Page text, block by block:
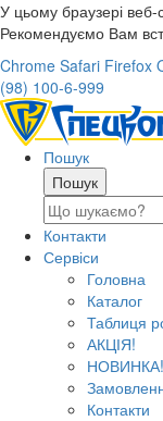
У цьому браузері
Рекомендуємо Вам
Chrome Safari Firefox
(98) 100-6-999
Пошук
Контакти
Сервіси
Головна
Каталог
Таблиця
АКЦІЯ!
НОВИНКА!
Контакти